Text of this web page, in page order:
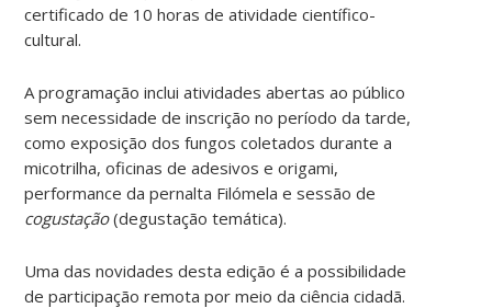
certificado de 10 horas de atividade científico-
cultural.
A programação inclui atividades abertas ao público
sem necessidade de inscrição no período da tarde,
como exposição dos fungos coletados durante a
micotrilha, oficinas de adesivos e origami,
performance da pernalta Filómela e sessão de
cogustação(degustação temática).
Uma das novidades desta edição é a possibilidade
de participação remota por meio da ciência cidadã.